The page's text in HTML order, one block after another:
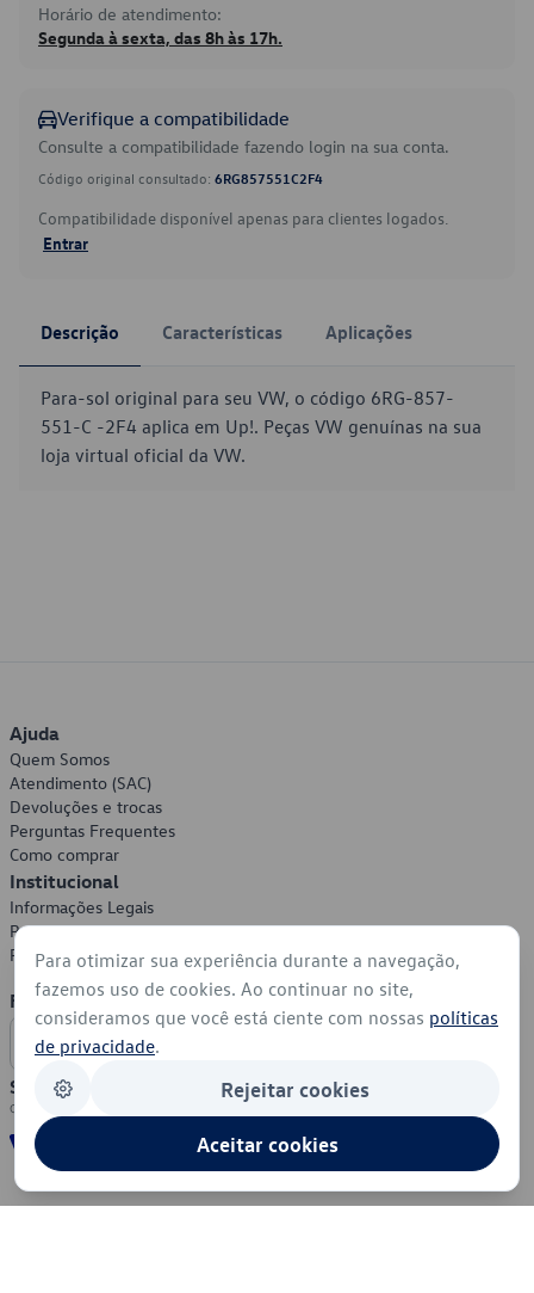
Horário de atendimento:
Segunda à sexta, das 8h às 17h.
Verifique a compatibilidade
Consulte a compatibilidade fazendo login na sua conta.
Código original consultado: 6RG857551C2F4
Compatibilidade disponível apenas para clientes logados.
Entrar
Descrição Características Aplicações
Para-sol original para seu VW, o código 6RG-857-
551-C -2F4 aplica em Up!. Peças VW genuínas na sua
loja virtual oficial da VW.
Ajuda
Quem Somos
Atendimento (SAC)
Devoluções e trocas
Perguntas Frequentes
Como comprar
Institucional
Informações Legais
Política de Privacidade
Política de Cookies
Formas de Pagamento
Segurança
Para otimizar sua experiência durante a navegação,
fazemos uso de cookies. Ao continuar no site,
consideramos que você está ciente com nossas políticas
de privacidade.
Rejeitar cookies
Aceitar cookies